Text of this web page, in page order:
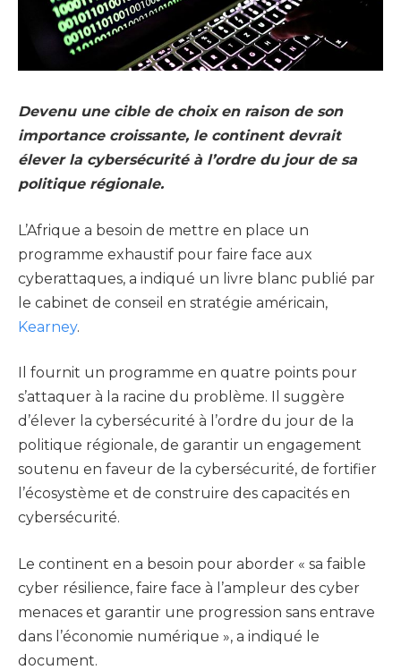
Devenu une cible de choix en raison de son
importance croissante, le continent devrait
élever la cybersécurité à l’ordre du jour de sa
politique régionale.
L’Afrique a besoin de mettre en place un
programme exhaustif pour faire face aux
cyberattaques, a indiqué un livre blanc publié par
le cabinet de conseil en stratégie américain,
Kearney.
Il fournit un programme en quatre points pour
s’attaquer à la racine du problème. Il suggère
d’élever la cybersécurité à l’ordre du jour de la
politique régionale, de garantir un engagement
soutenu en faveur de la cybersécurité, de fortifier
l’écosystème et de construire des capacités en
cybersécurité.
Le continent en a besoin pour aborder « sa faible
cyber résilience, faire face à l’ampleur des cyber
menaces et garantir une progression sans entrave
dans l’économie numérique », a indiqué le
document.